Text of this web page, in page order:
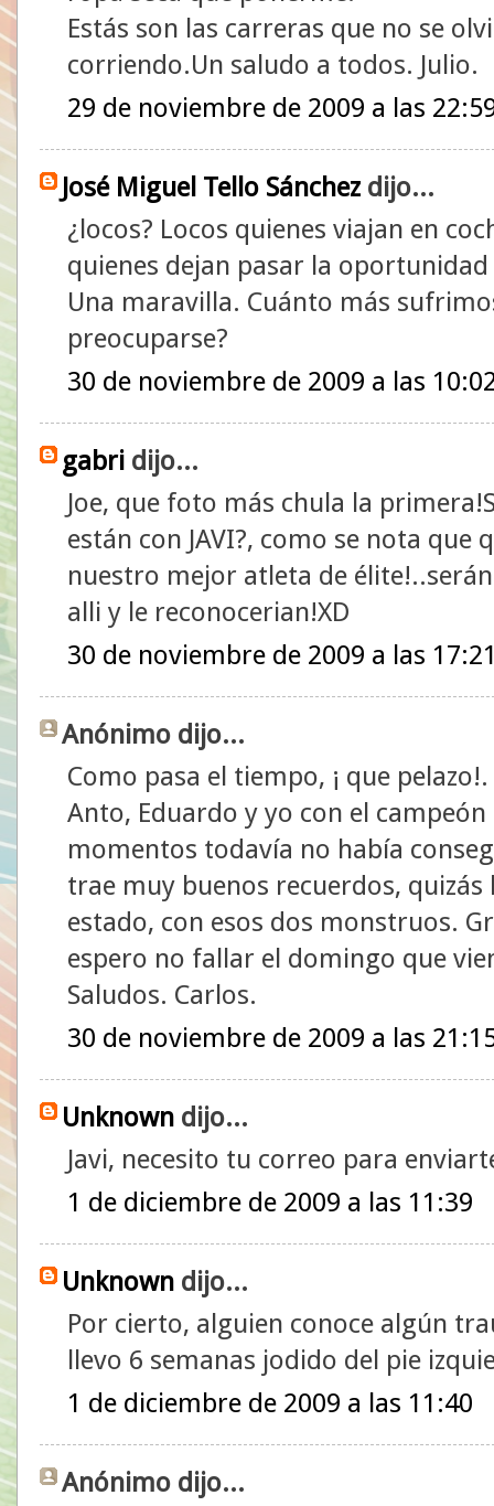
Estás son las carreras que no se
corriendo.Un saludo a todos. Julio.
29 de noviembre de 2009 a las
José Miguel Tello Sánchez dijo...
¿locos? Locos quienes viajan en
quienes dejan pasar la
Una maravilla. Cuánto más
preocuparse?
30 de noviembre de 2009 a las
gabri dijo...
Joe, que foto más chula la
están con JAVI?, como se nota
nuestro mejor atleta de
alli y le reconocerian!XD
30 de noviembre de 2009 a las
Anónimo dijo...
Como pasa el tiempo, ¡ que
Anto, Eduardo y yo con el
momentos todavía no había
trae muy buenos recuerdos,
estado, con esos dos monstruos.
espero no fallar el domingo que
Saludos. Carlos.
30 de noviembre de 2009 a las
Unknown dijo...
Javi, necesito tu correo para
1 de diciembre de 2009 a las 11:39
Unknown dijo...
Por cierto, alguien conoce algún
llevo 6 semanas jodido del pie
1 de diciembre de 2009 a las 11:40
Anónimo dijo...